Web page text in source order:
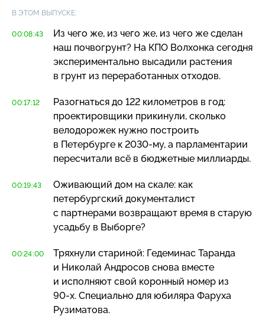
В ЭТОМ ВЫПУСКЕ:
00:08:43
Из чего же, из чего же, из чего же сделан
наш почвогрунт? На КПО Волхонка сегодня
экспериментально высадили растения
в грунт из переработанных отходов.
00:17:12
Разогнаться до 122 километров в год:
проектировщики прикинули, сколько
велодорожек нужно построить
в Петербурге к 2030-му, а парламентарии
пересчитали всё в бюджетные миллиарды.
00:19:43
Оживающий дом на скале: как
петербургский документалист
с партнерами возвращают время в старую
усадьбу в Выборге?
00:24:00
Тряхнули стариной: Гедеминас Таранда
и Николай Андросов снова вместе
и исполняют свой коронный номер из
90-х. Специально для юбиляра Фаруха
Рузиматова.